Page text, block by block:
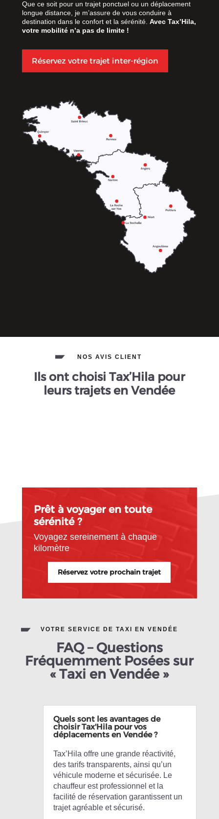
Que ce soit pour un trajet ponctuel ou un déplacement
longue distance, je m’assure de vous conduire à
destination dans le confort et la sérénité. Avec Tax’Hila,
votre mobilité n’a pas de limite !
Réservez votre trajet inter-région
NOS AVIS CLIENT
Ils ont choisi Tax’Hila pour
leurs trajets en Vendée
Prêt à voyager en toute
sérénité ?
Voyagez sereinement à chaque
kilomètre
Réservez votre prochain trajet
VOTRE SERVICE DE TAXI EN VENDÉE
FAQ – Questions
Fréquemment Posées sur
« Taxi en Vendée »
Quels sont les avantages de
choisir Tax'Hila pour vos
déplacements en Vendée ?
Tax’Hila offre une grande réactivité,
des tarifs transparents, ainsi qu’un
véhicule moderne et sécurisée. Le
chauffeur est professionnel et la
facilité de réservation garantissent un
trajet agréable et sécurisé.